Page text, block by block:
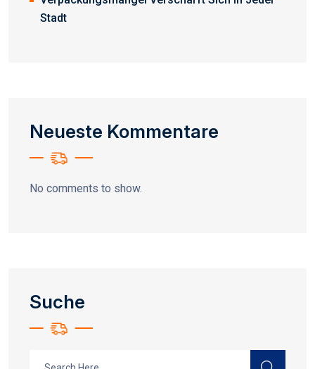
Stadt
Neueste Kommentare
No comments to show.
Suche